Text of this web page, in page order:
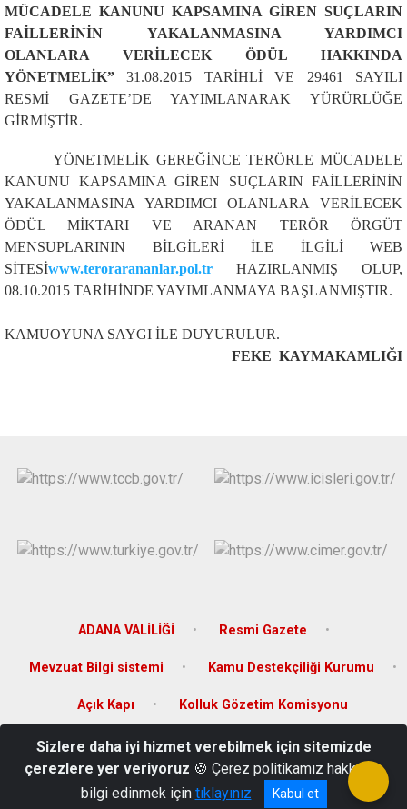
MÜCADELE KANUNU KAPSAMINA GİREN SUÇLARIN
FAİLLERİNİN YAKALANMASINA YARDIMCI
OLANLARA VERİLECEK ÖDÜL HAKKINDA
YÖNETMELİK”31.08.2015 TARİHLİ VE 29461 SAYILI
RESMİ GAZETE’DE YAYIMLANARAK YÜRÜRLÜĞE
GİRMİŞTİR.
YÖNETMELİK GEREĞİNCE TERÖRLE MÜCADELE
KANUNU KAPSAMINA GİREN SUÇLARIN FAİLLERİNİN
YAKALANMASINA YARDIMCI OLANLARA VERİLECEK
ÖDÜL MİKTARI VE ARANAN TERÖR ÖRGÜT
MENSUPLARININ BİLGİLERİ İLE İLGİLİ WEB
SİTESİwww.terorarananlar.pol.tr HAZIRLANMIŞ OLUP,
08.10.2015 TARİHİNDE YAYIMLANMAYA BAŞLANMIŞTIR.
KAMUOYUNA SAYGI İLE DUYURULUR.
FEKE KAYMAKAMLIĞI
ADANA VALİLİĞİ Resmi Gazete
Mevzuat Bilgi sistemi Kamu Destekçiliği Kurumu
Açık Kapı Kolluk Gözetim Komisyonu
İslam Mahallesi Ulus Caddesi Hükümet Konağı Kat :3 Feke/ADANA
Tel : 0 322 741 20 10
Sizlere daha iyi hizmet verebilmek için sitemizde
çerezlere yer veriyoruz 🍪 Çerez politikamız hakkında
bilgi edinmek için tıklayınız Kabul et